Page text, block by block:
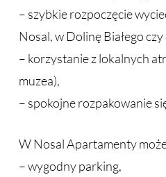
– szybkie rozpoczęcie
Nosal, w Dolinę Białego
– korzystanie z lokalnych
muzea),
– spokojne rozpakowanie
W Nosal Apartamenty
– wygodny parking,